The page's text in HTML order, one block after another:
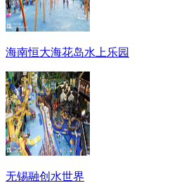
海南恒大海花岛水上乐园
无锡融创水世界